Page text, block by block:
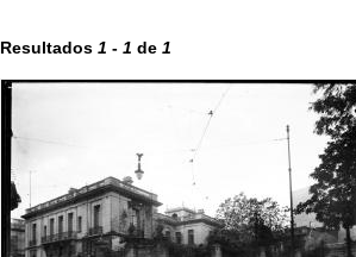
Resultados 1 - 1 de 1